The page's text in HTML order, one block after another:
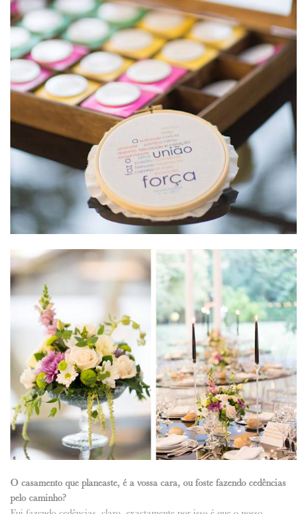
O casamento que planeaste, é a vossa cara, ou foste fazendo cedências
pelo caminho?